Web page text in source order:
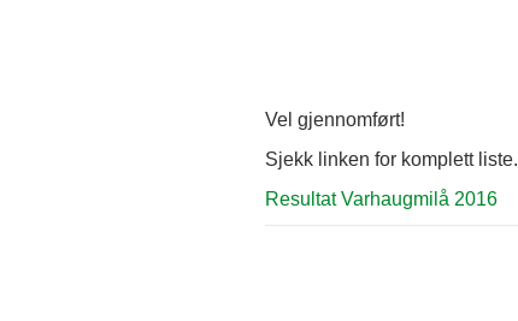
Vel gjennomført!
Sjekk linken for komplett liste.
Resultat Varhaugmilå 2016